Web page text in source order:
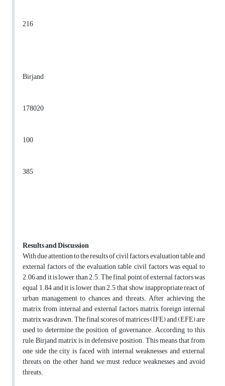
216
Birjand
178020
100
385
Results and Discussion
With due attention to the results of civil factors, evaluation table and
external factors of the evaluation table, civil factors was equal to
2.06 and it is lower than 2.5. The final point of external factors was
equal 1.84 and it is lower than 2.5 that show inappropriate react of
urban management to chances and threats. After achieving the
matrix from internal and external factors matrix, foreign internal
matrix was drawn. The final scores of matrices (IFE) and (EFE) are
used to determine the position of governance. According to this
rule, Birjand matrix is in defensive position. This means that from
one side the city is faced with internal weaknesses and external
threats on the other hand, we must reduce weaknesses and avoid
threats.